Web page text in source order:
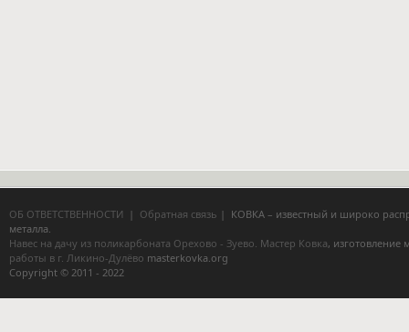
ОБ ОТВЕТСТВЕННОСТИ | Обратная связь | КОВКА – известный и широко
металла.
Навес на дачу из поликарбоната Орехово - Зуево. Мастер Ковка, изготовление
работы в г. Ликино-Дулёво masterkovka.org
Copyright © 2011 - 2022